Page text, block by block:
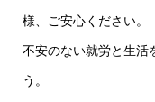
様、ご安心ください。
不安のない就労と生活
う。